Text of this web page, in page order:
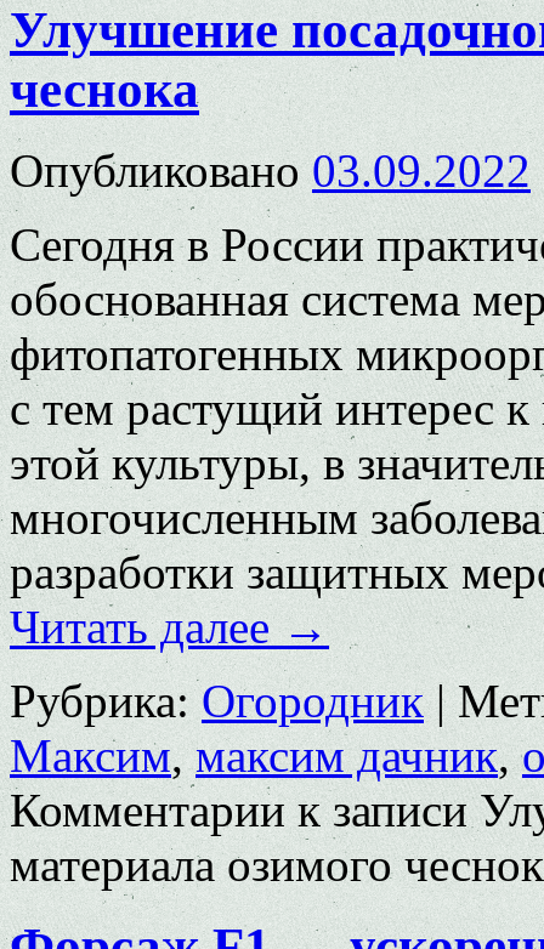
Улучшение
чеснока
Опубликовано 03.09.2022
Сегодня в России
обоснованная система
фитопатогенных
с тем растущий интерес
этой культуры, в
многочисленным
разработки защитных
Читать далее→
Рубрика: Огородник |
Максим,максим дачник,
Комментариик записи
материала озимого